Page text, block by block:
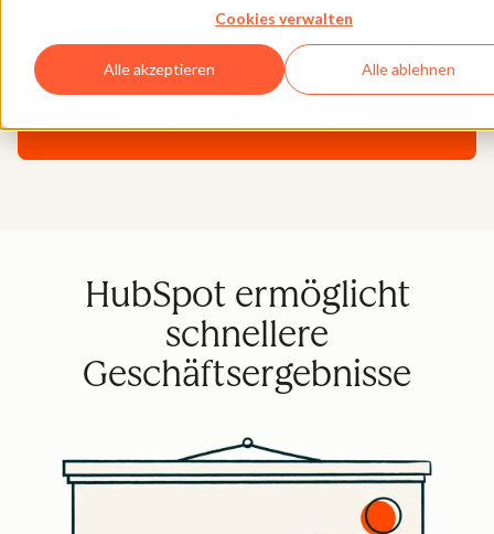
Cookies verwalten
Alle akzeptieren Alle ablehnen
wie die KI-gestützte Plattform von HubSpot einen
Mehrwert für Ihr Unternehmen schaffen kann.
ROI-Bericht herunterladen
HubSpot ermöglicht
schnellere
Geschäftsergebnisse